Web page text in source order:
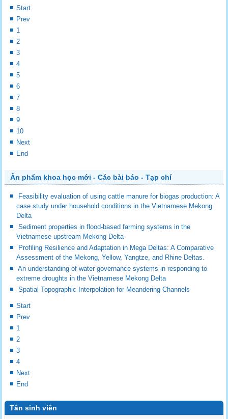
Start
Prev
1
2
3
4
5
6
7
8
9
10
Next
End
Ấn phẩm khoa học mới - Các bài báo - Tạp chí
Feasibility evaluation of using cattle manure for biogas production: A
case study under household conditions in the Vietnamese Mekong
Delta
Sediment properties in flood-based farming systems in the
Vietnamese upstream Mekong Delta
Profiling Resilience and Adaptation in Mega Deltas: A Comparative
Assessment of the Mekong, Yellow, Yangtze, and Rhine Deltas.
An understanding of water governance systems in responding to
extreme droughts in the Vietnamese Mekong Delta
Spatial Topographic Interpolation for Meandering Channels
Start
Prev
1
2
3
4
Next
End
Tân sinh viên